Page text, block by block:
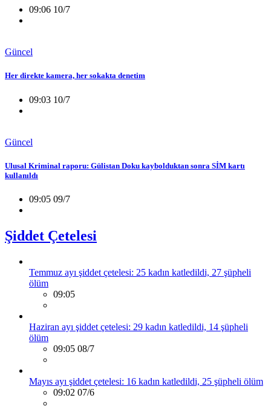
09:06 10/7
Güncel
Her direkte kamera, her sokakta denetim
09:03 10/7
Güncel
Ulusal Kriminal raporu: Gülistan Doku kaybolduktan sonra SİM kartı
kullanıldı
09:05 09/7
Şiddet Çetelesi
Temmuz ayı şiddet çetelesi: 25 kadın katledildi, 27 şüpheli
ölüm
09:05
Haziran ayı şiddet çetelesi: 29 kadın katledildi, 14 şüpheli
ölüm
09:05 08/7
Mayıs ayı şiddet çetelesi: 16 kadın katledildi, 25 şüpheli ölüm
09:02 07/6